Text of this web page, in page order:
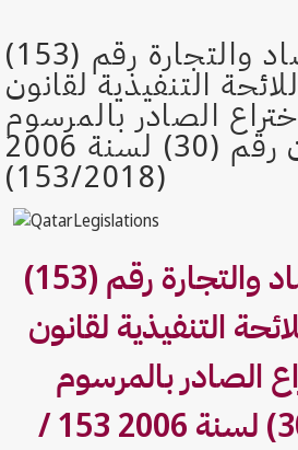
قرار وزير الاقتصاد والتجارة رقم (153)
2018 باللائحة التنفيذية لقانون
الصادر بالمرسوم
بقانون رقم (30) لسنة 2006 153 /